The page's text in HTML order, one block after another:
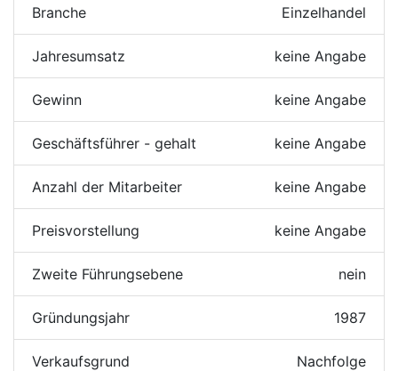
Branche Einzelhandel
Jahresumsatz keine Angabe
Gewinn keine Angabe
Geschäftsführer - gehalt keine Angabe
Anzahl der Mitarbeiter keine Angabe
Preisvorstellung keine Angabe
Zweite Führungsebene nein
Gründungsjahr 1987
Verkaufsgrund Nachfolge